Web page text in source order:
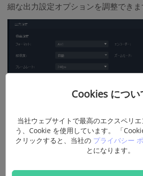
細な出力設定オプションを調整できま
「FonePaw スーパーメディア変換」
Cookies につい
当社ウェブサイトで最高のエクスペリ
う、Cookie を使用しています。 「
クリックすると、当社の プライバシー
とになります。